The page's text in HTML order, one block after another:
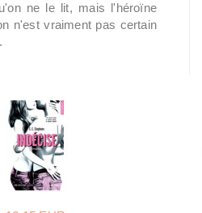
ne le lit, mais l'héroïne
n'est vraiment pas certain